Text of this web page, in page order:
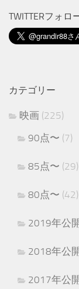
TWITTERフォロ
カテゴリー
映画 (225)
90点〜 (7)
85点〜 (29)
80点〜 (42)
2019年公
2018年公
2017年公